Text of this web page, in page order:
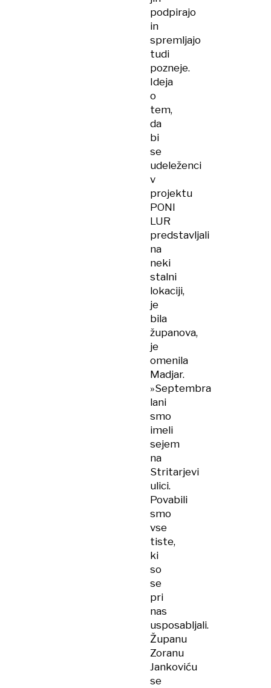
podpirajo
in
spremljajo
tudi
pozneje.
Ideja
o
tem,
da
bi
se
udeleženci
v
projektu
PONI
LUR
predstavljali
na
neki
stalni
lokaciji,
je
bila
županova,
je
omenila
Madjar.
»Septembra
lani
smo
imeli
sejem
na
Stritarjevi
ulici.
Povabili
smo
vse
tiste,
ki
so
se
pri
nas
usposabljali.
Županu
Zoranu
Jankoviću
se